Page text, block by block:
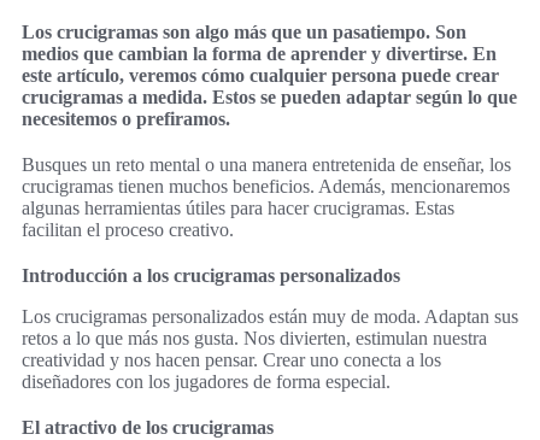
Los crucigramas son algo más que un pasatiempo. Son
medios que cambian la forma de aprender y divertirse. En
este artículo, veremos cómo cualquier persona puede crear
crucigramas a medida. Estos se pueden adaptar según lo que
necesitemos o prefiramos.
Busques un reto mental o una manera entretenida de enseñar, los
crucigramas tienen muchos beneficios. Además, mencionaremos
algunas herramientas útiles para hacer crucigramas. Estas
facilitan el proceso creativo.
Introducción a los crucigramas personalizados
Los crucigramas personalizados están muy de moda. Adaptan sus
retos a lo que más nos gusta. Nos divierten, estimulan nuestra
creatividad y nos hacen pensar. Crear uno conecta a los
diseñadores con los jugadores de forma especial.
El atractivo de los crucigramas